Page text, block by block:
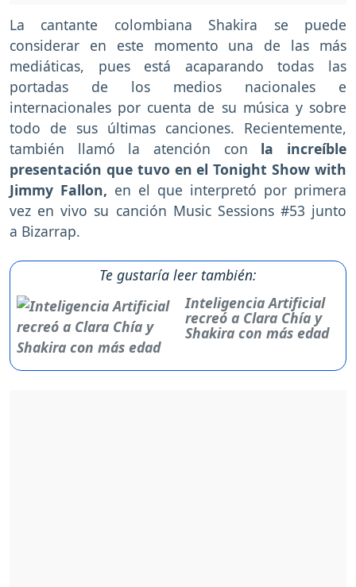
La cantante colombiana Shakira se puede
considerar en este momento una de las más
mediáticas, pues está acaparando todas las
portadas de los medios nacionales e
internacionales por cuenta de su música y sobre
todo de sus últimas canciones. Recientemente,
también llamó la atención con la increíble
presentación que tuvo en el Tonight Show with
Jimmy Fallon, en el que interpretó por primera
vez en vivo su canción Music Sessions #53 junto
a Bizarrap.
Te gustaría leer también:
Inteligencia Artificial
recreó a Clara Chía y
Shakira con más edad